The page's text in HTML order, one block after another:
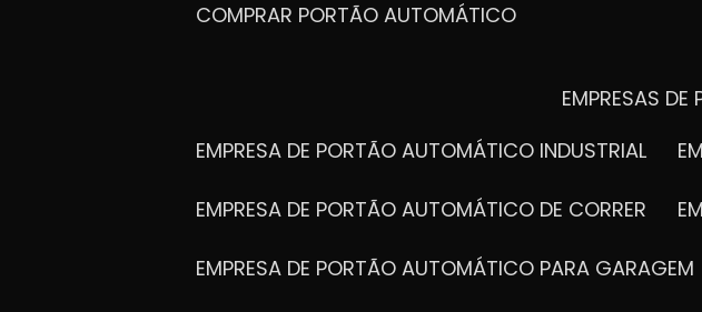
COMPRAR PORTÃO AUTOMÁTICO
EMPRESAS
EMPRESA DE PORTÃO AUTOMÁTICO INDUSTRIAL
EMPRESA DE PORTÃO AUTOMÁTICO DE CORRER
EMPRESA DE PORTÃO AUTOMÁTICO PARA GARAGEM